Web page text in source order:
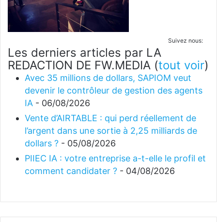
Suivez nous:
Les derniers articles par LA
REDACTION DE FW.MEDIA (tout voir)
Avec 35 millions de dollars, SAPIOM veut
devenir le contrôleur de gestion des agents
IA - 06/08/2026
Vente d’AIRTABLE : qui perd réellement de
l’argent dans une sortie à 2,25 milliards de
dollars ? - 05/08/2026
PIIEC IA : votre entreprise a-t-elle le profil et
comment candidater ? - 04/08/2026